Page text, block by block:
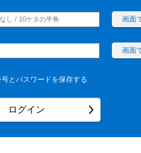
画面
画面
とパスワードを保存する
ログイン